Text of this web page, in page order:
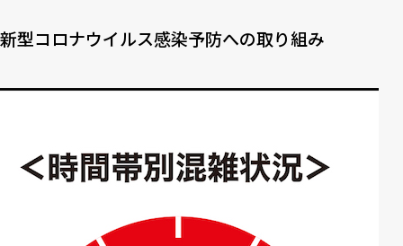
新型コロナウイルス感染予防への取り組み